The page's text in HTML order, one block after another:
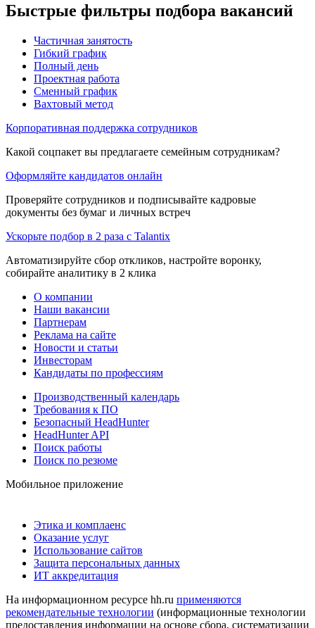
Быстрые фильтры подбора вакансий
Частичная занятость
Гибкий график
Полный день
Проектная работа
Сменный график
Вахтовый метод
Корпоративная поддержка сотрудников
Какой соцпакет вы предлагаете семейным сотрудникам?
Оформляйте кандидатов онлайн
Проверяйте сотрудников и подписывайте кадровые
документы без бумаг и личных встреч
Ускорьте подбор в 2 раза с Talantix
Автоматизируйте сбор откликов, настройте воронку,
собирайте аналитику в 2 клика
О компании
Наши вакансии
Партнерам
Реклама на сайте
Новости и статьи
Инвесторам
Кандидаты по профессиям
Производственный календарь
Требования к ПО
Безопасный HeadHunter
HeadHunter API
Поиск работы
Поиск по резюме
Мобильное приложение
Этика и комплаенс
Оказание услуг
Использование сайтов
Защита персональных данных
ИТ аккредитация
На информационном ресурсе hh.ru применяются
рекомендательные технологии (информационные технологии
предоставления информации на основе сбора, систематизации